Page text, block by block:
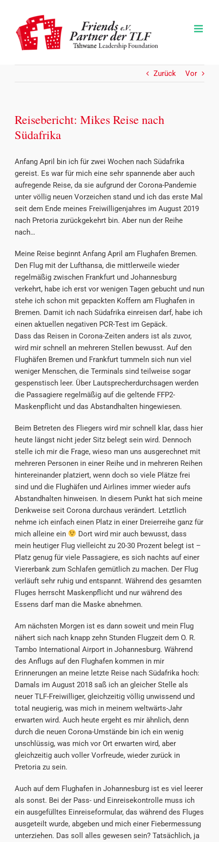
springen
Zurück Vor
Reisebericht: Mikes Reise nach
Südafrika
Anfang April bin ich für zwei Wochen nach Südafrika
gereist. Es war für mich eine sehr spannende aber auch
aufregende Reise, da sie aufgrund der Corona-Pandemie
unter völlig neuen Vorzeichen stand und ich das erste Mal
seit dem Ende meines Freiwilligenjahres im August 2019
nach Pretoria zurückgekehrt bin. Aber nun der Reihe
nach…
Meine Reise beginnt Anfang April am Flughafen Bremen.
Den Flug mit der Lufthansa, die mittlerweile wieder
regelmäßig zwischen Frankfurt und Johannesburg
verkehrt, habe ich erst vor wenigen Tagen gebucht und nun
stehe ich schon mit gepackten Koffern am Flughafen in
Bremen. Damit ich nach Südafrika einreisen darf, habe ich
einen aktuellen negativen PCR-Test im Gepäck.
Dass das Reisen in Corona-Zeiten anders ist als zuvor,
wird mir schnell an mehreren Stellen bewusst. Auf den
Flughäfen Bremen und Frankfurt tummeln sich nun viel
weniger Menschen, die Terminals sind teilweise sogar
gespenstisch leer. Über Lautsprecherdurchsagen werden
die Passagiere regelmäßig auf die geltende FFP2-
Maskenpflicht und das Abstandhalten hingewiesen.
Beim Betreten des Fliegers wird mir schnell klar, dass hier
heute längst nicht jeder Sitz belegt sein wird. Dennoch
stelle ich mir die Frage, wieso man uns ausgerechnet mit
mehreren Personen in einer Reihe und in mehreren Reihen
hintereinander platziert, wenn doch so viele Plätze frei
sind und die Flughäfen und Airlines immer wieder aufs
Abstandhalten hinweisen. In diesem Punkt hat sich meine
Denkweise seit Corona durchaus verändert. Letztlich
nehme ich einfach einen Platz in einer Dreierreihe ganz für
mich alleine ein
Dort wird mir auch bewusst, dass
mein heutiger Flug vielleicht zu 20-30 Prozent belegt ist –
Platz genug für viele Passagiere, es sich nachts auf einer
Viererbank zum Schlafen gemütlich zu machen. Der Flug
verläuft sehr ruhig und entspannt. Während des gesamten
Fluges herrscht Maskenpflicht und nur während des
Essens darf man die Maske abnehmen.
Am nächsten Morgen ist es dann soweit und mein Flug
nähert sich nach knapp zehn Stunden Flugzeit dem O. R.
Tambo International Airport in Johannesburg. Während
des Anflugs auf den Flughafen kommen in mir
Erinnerungen an meine letzte Reise nach Südafrika hoch:
Damals im August 2018 saß ich an gleicher Stelle als
neuer TLF-Freiwilliger, gleichzeitig völlig unwissend und
total neugierig, was mich in meinem weltwärts-Jahr
erwarten wird. Auch heute ergeht es mir ähnlich, denn
durch die neuen Corona-Umstände bin ich ein wenig
unschlüssig, was mich vor Ort erwarten wird, aber
gleichzeitig auch voller Vorfreude, wieder zurück in
Pretoria zu sein.
Auch auf dem Flughafen in Johannesburg ist es viel leerer
als sonst. Bei der Pass- und Einreisekontrolle muss ich
ein ausgefülltes Einreiseformular, das während des Fluges
ausgeteilt wurde, abgeben und mich einer Fiebermessung
unterziehen. Das soll alles gewesen sein? Tatsächlich, ja